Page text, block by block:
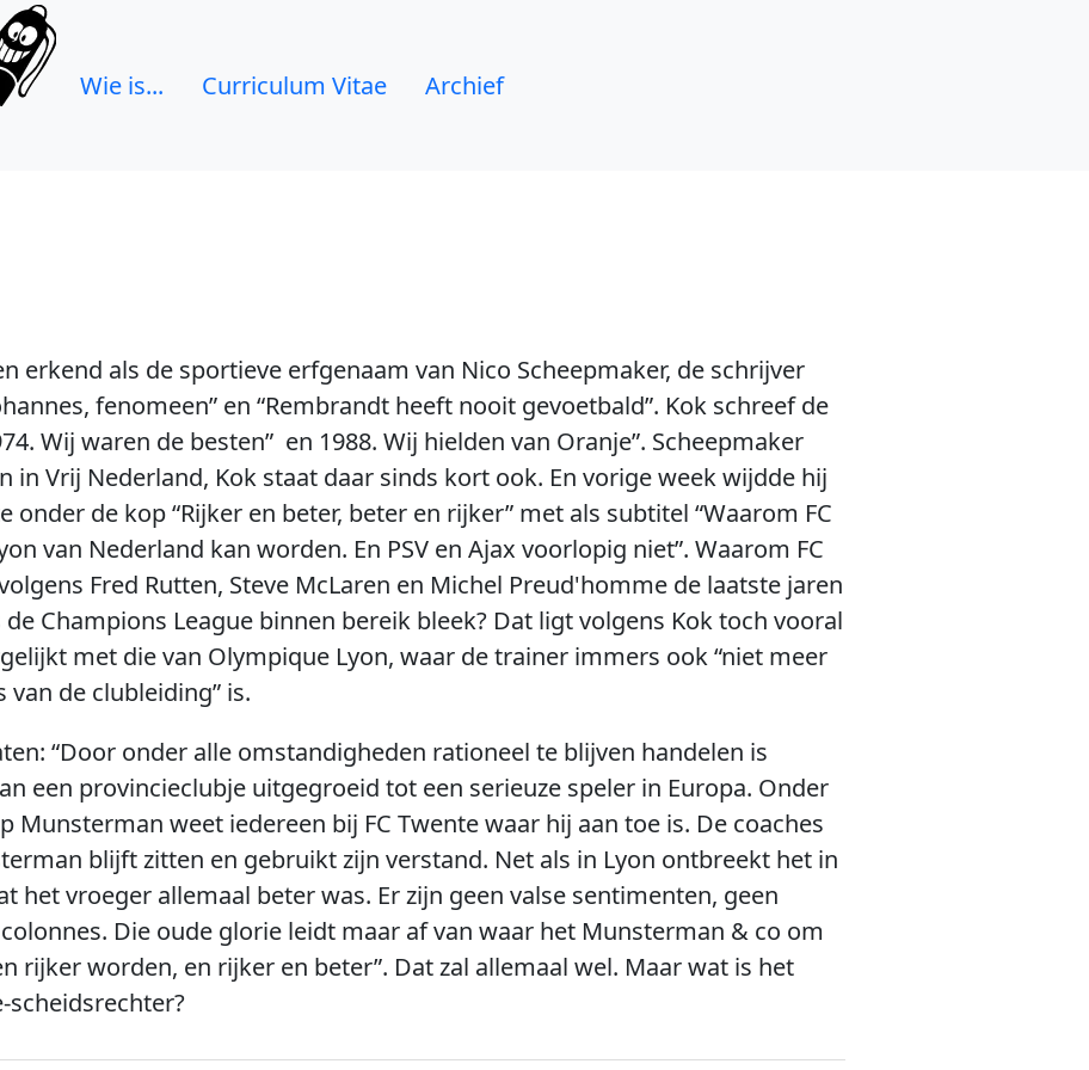
Wie is... Curriculum Vitae Archief
erkend als de sportieve erfgenaam van Nico Scheepmaker, de schrijver
fenomeen” en “Rembrandt heeft nooit gevoetbald”. Kok schreef de
Wij waren de besten” en 1988. Wij hielden van Oranje”. Scheepmaker
in Vrij Nederland, Kok staat daar sinds kort ook. En vorige week wijdde hij
onder de kop “Rijker en beter, beter en rijker” met als subtitel “Waarom FC
van Nederland kan worden. En PSV en Ajax voorlopig niet”. Waarom FC
Fred Rutten, Steve McLaren en Michel Preud'homme de laatste jaren
Champions League binnen bereik bleek? Dat ligt volgens Kok toch vooral
met die van Olympique Lyon, waar de trainer immers ook “niet meer
van de clubleiding” is.
“Door onder alle omstandigheden rationeel te blijven handelen is
een provincieclubje uitgegroeid tot een serieuze speler in Europa. Onder
Munsterman weet iedereen bij FC Twente waar hij aan toe is. De coaches
blijft zitten en gebruikt zijn verstand. Net als in Lyon ontbreekt het in
het vroeger allemaal beter was. Er zijn geen valse sentimenten, geen
Die oude glorie leidt maar af van waar het Munsterman & co om
rijker worden, en rijker en beter”. Dat zal allemaal wel. Maar wat is het